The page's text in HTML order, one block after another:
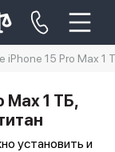
15 Pro Max 1
Max 1 ТБ,
установить и